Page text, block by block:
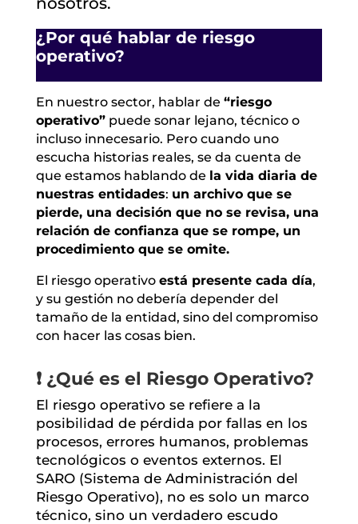
¿Por qué hablar de riesgo
operativo?
En nuestro sector, hablar de “riesgo
operativo”puede sonar lejano, técnico o
incluso innecesario. Pero cuando uno
escucha historias reales, se da cuenta de
que estamos hablando de la vida diaria de
nuestras entidades: un archivo que se
pierde, una decisión que no se revisa, una
relación de confianza que se rompe, un
procedimiento que se omite.
El riesgo operativo está presente cada día,
y su gestión no debería depender del
tamaño de la entidad, sino del compromiso
con hacer las cosas bien.
❗ ¿Qué es el Riesgo Operativo?
El riesgo operativo se refiere a la
posibilidad de pérdida por fallas en los
procesos, errores humanos, problemas
tecnológicos o eventos externos. El
SARO (Sistema de Administración del
Riesgo Operativo), no es solo un marco
técnico, sino un verdadero escudo